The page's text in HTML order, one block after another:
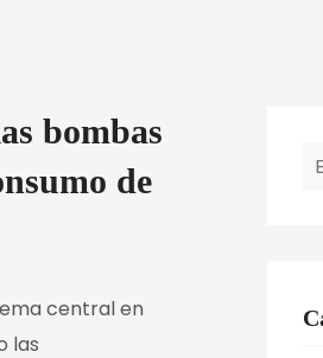
bombas
de
central en
las